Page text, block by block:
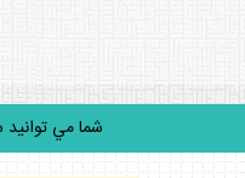
شما مي توانيد